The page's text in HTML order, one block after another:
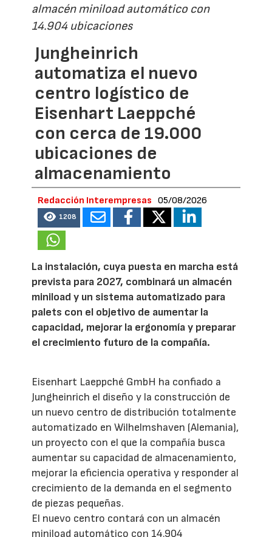
almacén miniload automático con
14.904 ubicaciones
Jungheinrich
automatiza el nuevo
centro logístico de
Eisenhart Laeppché
con cerca de 19.000
ubicaciones de
almacenamiento
Redacción Interempresas 05/08/2026
1208
La instalación, cuya puesta en marcha está
prevista para 2027, combinará un almacén
miniload y un sistema automatizado para
palets con el objetivo de aumentar la
capacidad, mejorar la ergonomía y preparar
el crecimiento futuro de la compañía.
Eisenhart Laeppché GmbH ha confiado a
Jungheinrich el diseño y la construcción de
un nuevo centro de distribución totalmente
automatizado en Wilhelmshaven (Alemania),
un proyecto con el que la compañía busca
aumentar su capacidad de almacenamiento,
mejorar la eficiencia operativa y responder al
crecimiento de la demanda en el segmento
de piezas pequeñas.
El nuevo centro contará con un almacén
miniload automático con 14.904